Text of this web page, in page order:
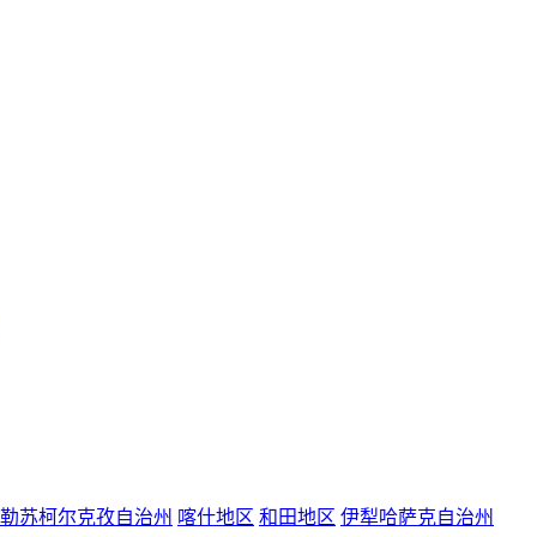
苏柯尔克孜自治州 喀什地区 和田地区 伊犁哈萨克自治州